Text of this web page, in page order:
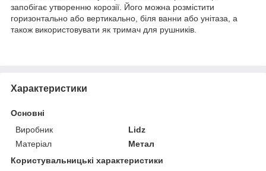
запобігає утворенню корозії. Його можна розмістити
горизонтально або вертикально, біля ванни або унітаза, а
також використовувати як тримач для рушників.
Характеристики
Основні
Виробник
Lidz
Матеріал
Метал
Користувальницькі характеристики